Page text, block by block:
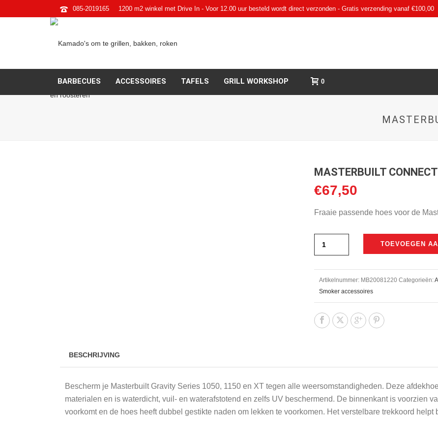
085-2019165 1200 m2 winkel met Drive In - Voor 12.00 uur besteld wordt direct verzonden - Gratis verzending vanaf €100,00
BARBECUES ACCESSOIRES TAFELS GRILL WORKSHOP 0
MASTERBUILT
€67,50
Fraaie passende hoes voor de
TOEVOEGEN
Artikelnummer: MB20081220 Categorieën:
Smoker accessoires
BESCHRIJVING
Bescherm je Masterbuilt Gravity Series 1050, 1150 en XT tegen alle weersomstandigheden. Deze
materialen en is waterdicht, vuil- en waterafstotend en zelfs UV beschermend. De binnenkant is voorzien
voorkomt en de hoes heeft dubbel gestikte naden om lekken te voorkomen. Het verstelbare trekkoord